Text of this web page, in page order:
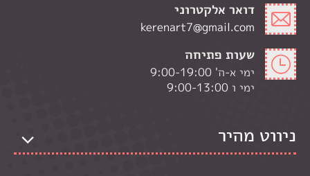
דואר אלקטרוני
kerenart7@gmail.com
שעות פתיחה
ימי א-ה' 9:00-19:00
ימי ו 9:00-13:00
ניווט מהיר